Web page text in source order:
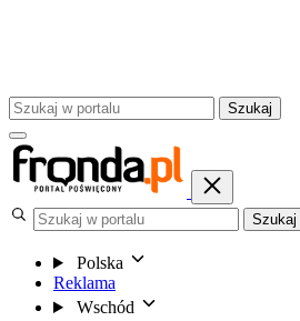
Szukaj
Szukaj
Polska
Reklama
Wschód